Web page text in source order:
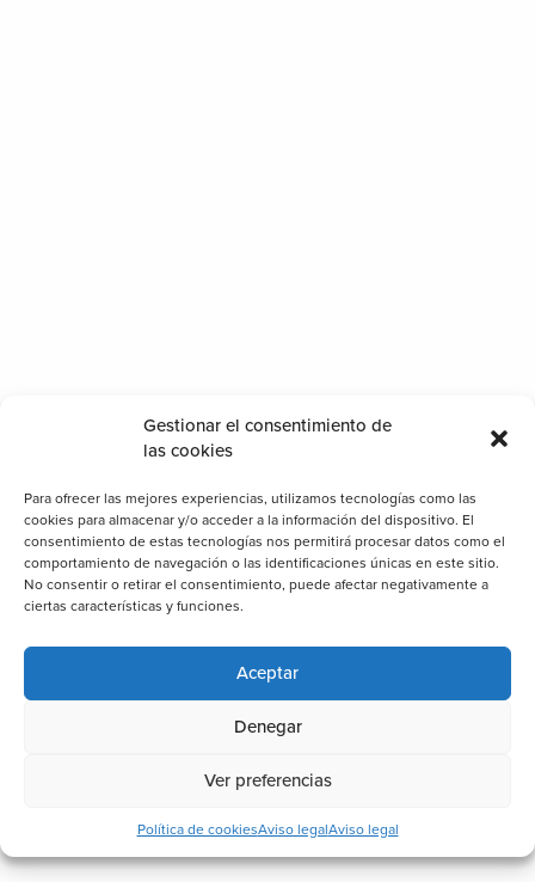
Gestionar el consentimiento de
las cookies
Para ofrecer las mejores experiencias, utilizamos tecnologías como las
cookies para almacenar y/o acceder a la información del dispositivo. El
consentimiento de estas tecnologías nos permitirá procesar datos como el
comportamiento de navegación o las identificaciones únicas en este sitio.
No consentir o retirar el consentimiento, puede afectar negativamente a
ciertas características y funciones.
Aceptar
Denegar
Ver preferencias
Política de cookiesAviso legalAviso legal
Categorías
Cerramientos